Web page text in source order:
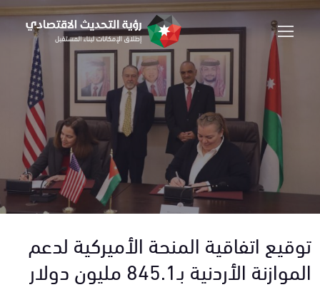
توقيع اتفاقية المنحة الأميركية لدعم
الموازنة الأردنية بـ845.1 مليون دولار